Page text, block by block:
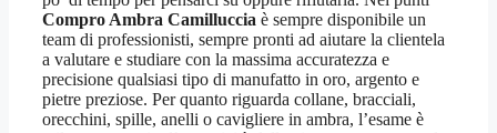
Compro Ambra Camilluccia è sempre disponibile un
team di professionisti, sempre pronti ad aiutare la clientela
a valutare e studiare con la massima accuratezza e
precisione qualsiasi tipo di manufatto in oro, argento e
pietre preziose. Per quanto riguarda collane, bracciali,
orecchini, spille, anelli o cavigliere in ambra, l’esame è